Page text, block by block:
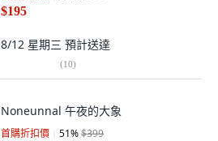
$195
8/12 星期三 預計送達
(10)
Noneunnal 午夜的大象
首購折扣價 51%$399